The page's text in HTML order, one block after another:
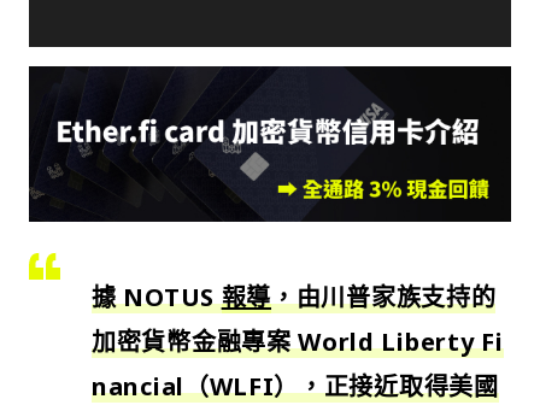
據 NOTUS報導，由川普家族支持的
加密貨幣金融專案 World Liberty Fi
nancial（WLFI），正接近取得美國